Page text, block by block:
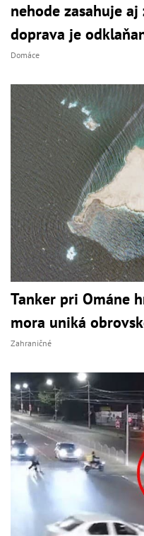
nehode zasahuje
doprava je
Domáce
Tanker pri Ománe
mora uniká
Zahraničné